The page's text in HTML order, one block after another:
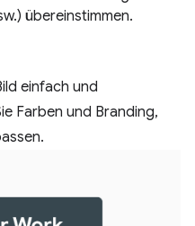
übereinstimmen.
einfach und
Farben und Branding,